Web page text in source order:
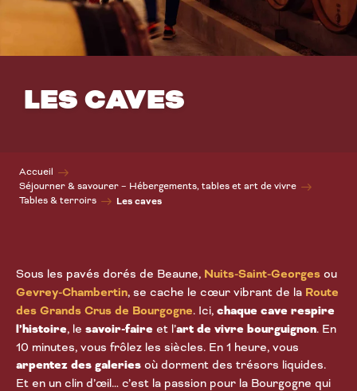
LES CAVES
Accueil
Séjourner & savourer – Hébergements, tables et art de vivre
Tables & terroirs
Les caves
Sous les pavés dorés de Beaune, Nuits-Saint-Georges ou
Gevrey-Chambertin, se cache le cœur vibrant de la Route
des Grands Crus de Bourgogne. Ici, chaque cave respire
l’histoire, le savoir-faire et l’art de vivre bourguignon. En
10 minutes, vous frôlez les siècles. En 1 heure, vous
arpentez des galeries où dorment des trésors liquides.
Et en un clin d’œil… c’est la passion pour la Bourgogne qui